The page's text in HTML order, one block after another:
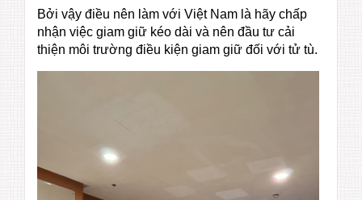
Bởi vậy điều nên làm với Việt Nam là hãy chấp
nhận việc giam giữ kéo dài và nên đầu tư cải
thiện môi trường điều kiện giam giữ đối với tử tù.